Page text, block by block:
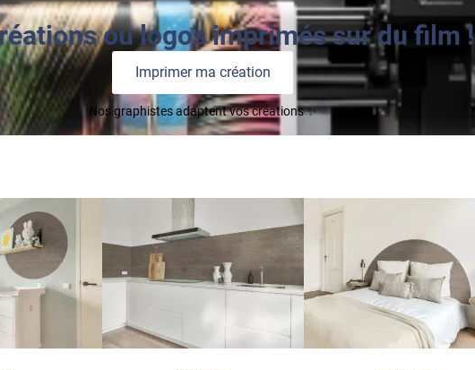
ou logos imprimés sur du film !
Imprimer ma création
Nos graphistes adaptent vos créations ✨